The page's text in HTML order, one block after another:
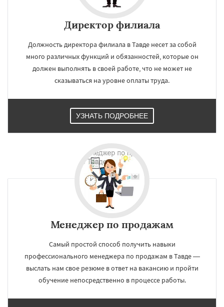
Работаем по
Туринск
Директор филиала
Должность директора филиала в Тавде несет за собой
много различных функций и обязанностей, которые он
должен выполнять в своей работе, что не может не
сказываться на уровне оплаты труда.
УЗНАТЬ ПОДРОБНЕЕ
Менеджер по продажам
Самый простой способ получить навыки
профессионального менеджера по продажам в Тавде —
выслать нам свое резюме в ответ на вакансию и пройти
обучение непосредственно в процессе работы.
УЗНАТЬ ПОДРОБНЕЕ
Даю согласие на обработку персональных данных